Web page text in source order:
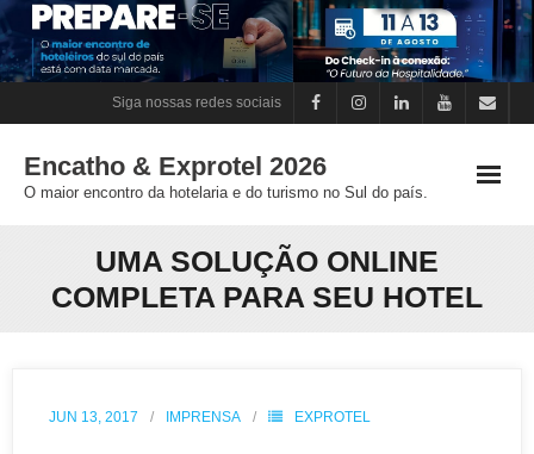
Skip
to
content
Siga nossas redes sociais
Encatho & Exprotel 2026
O maior encontro da hotelaria e do turismo no Sul do país.
UMA SOLUÇÃO ONLINE
COMPLETA PARA SEU HOTEL
JUN 13, 2017 IMPRENSA EXPROTEL